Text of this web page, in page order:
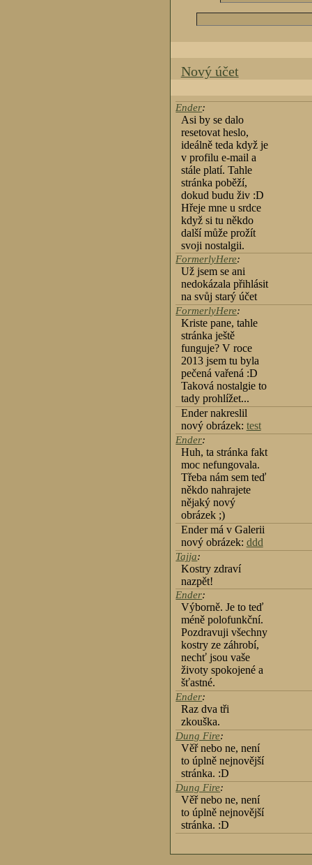
Nový účet
Ender:
Asi by se dalo
resetovat heslo,
ideálně teda když je
v profilu e-mail a
stále platí. Tahle
stránka poběží,
dokud budu živ :D
Hřeje mne u srdce
když si tu někdo
další může prožít
svoji nostalgii.
FormerlyHere:
Už jsem se ani
nedokázala přihlásit
na svůj starý účet
FormerlyHere:
Kriste pane, tahle
stránka ještě
funguje? V roce
2013 jsem tu byla
pečená vařená :D
Taková nostalgie to
tady prohlížet...
Ender nakreslil
nový obrázek: test
Ender:
Huh, ta stránka fakt
moc nefungovala.
Třeba nám sem teď
někdo nahrajete
nějaký nový
obrázek ;)
Ender má v Galerii
nový obrázek: ddd
Tajja:
Kostry zdraví
nazpět!
Ender:
Výborně. Je to teď
méně polofunkční.
Pozdravuji všechny
kostry ze záhrobí,
nechť jsou vaše
životy spokojené a
šťastné.
Ender:
Raz dva tři
zkouška.
Dung Fire:
Věř nebo ne, není
to úplně nejnovější
stránka. :D
Dung Fire:
Věř nebo ne, není
to úplně nejnovější
stránka. :D